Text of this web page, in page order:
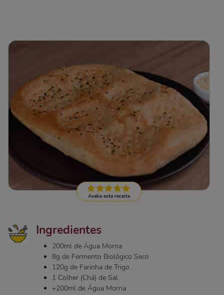
Avalie esta receita
Ingredientes
200ml de Água Morna
8g de Fermento Biológico Seco
120g de Farinha de Trigo
1 Colher (Chá) de Sal
+200ml de Água Morna